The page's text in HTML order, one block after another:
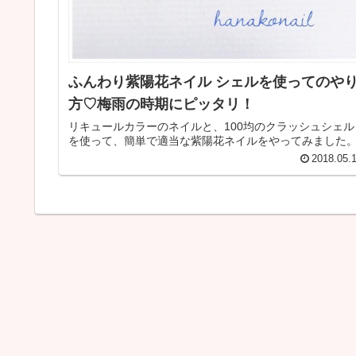
ふんわり紫陽花ネイル シェルを使ってのやり
方♡梅雨の時期にピッタリ！
リキュールカラーのネイルと、100均のクラッシュシェル
を使って、簡単で適当な紫陽花ネイルをやってみました。